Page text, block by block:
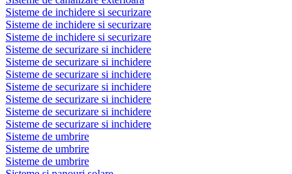
Sisteme de inchidere si securizare
Sisteme de inchidere si securizare
Sisteme de inchidere si securizare
Sisteme de securizare si inchidere
Sisteme de securizare si inchidere
Sisteme de securizare si inchidere
Sisteme de securizare si inchidere
Sisteme de securizare si inchidere
Sisteme de securizare si inchidere
Sisteme de securizare si inchidere
Sisteme de umbrire
Sisteme de umbrire
Sisteme de umbrire